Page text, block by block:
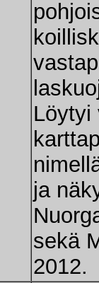
Löytyi
ja
sekä
2012.